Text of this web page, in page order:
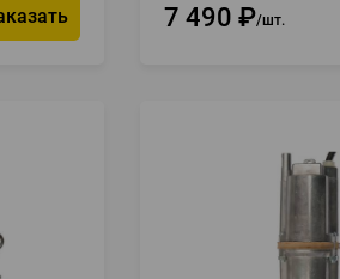
7 490 ₽ шт.